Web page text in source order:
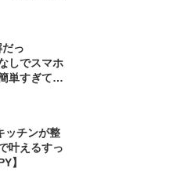
だっ
しでスマホ
単すぎて拍
たかった
ッチンが整
叶えるすっ
】